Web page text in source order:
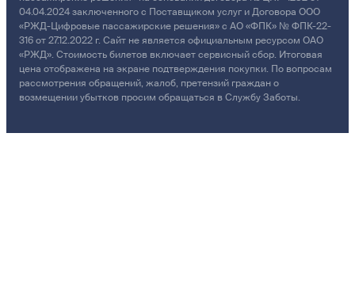
04.04.2024 заключенного с Поставщиком услуг и Договора ООО
«РЖД-Цифровые пассажирские решения» с АО «ФПК» № ФПК-22-
316 от 27.12.2022 г. Сайт не является официальным ресурсом ОАО
«РЖД». Стоимость билетов включает сервисный сбор. Итоговая
цена отображена на экране подтверждения покупки. По вопросам
рассмотрения обращений, жалоб, претензий граждан о
возмещении убытков просим обращаться в Службу Заботы.